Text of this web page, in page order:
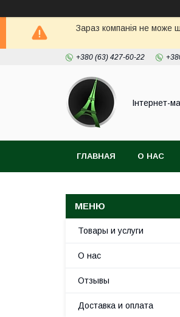
Зараз компанія не може
+380 (63) 427-60-22
Інтернет-
ГЛАВНАЯ О НАС
Товары и услуги
О нас
Отзывы
Доставка и оплата